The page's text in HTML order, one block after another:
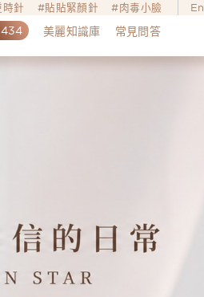
針 貼貼緊顏針 肉毒小臉 En
美麗知識庫 常見問答